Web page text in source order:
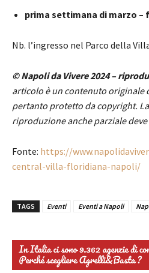
prima settimana di marzo –
Nb. l’ingresso nel Parco della
© Napoli da Vivere 2024 –
articolo è un contenuto originale
pertanto protetto da copyright.
riproduzione anche parziale
Fonte: https://
central-villa-floridiana-napoli/
TAGS Eventi Eventi a Napoli